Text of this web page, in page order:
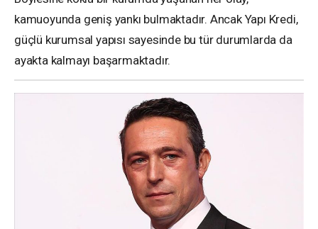
kamuoyunda geniş yankı bulmaktadır. Ancak Yapı Kredi,
güçlü kurumsal yapısı sayesinde bu tür durumlarda da
ayakta kalmayı başarmaktadır.